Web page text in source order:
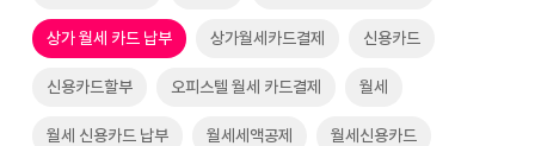
상가 월세 카드 납부 상가월세카드결제 신용카드
신용카드할부 오피스텔 월세 카드결제 월세
월세 신용카드 납부 월세세액공제 월세신용카드